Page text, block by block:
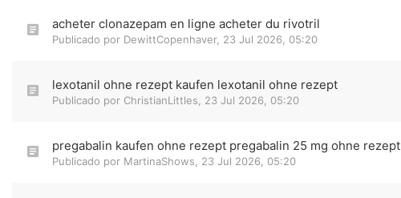
acheter clonazepam en ligne acheter du rivotril
Publicado por DewittCopenhaver, 23 Jul 2026, 05:20
lexotanil ohne rezept kaufen lexotanil ohne rezept
Publicado por ChristianLittles 23 Jul 2026, 05:20
pregabalin kaufen ohne rezept pregabalin 25 mg ohne rezept
Publicado por MartinaShows 23 Jul 2026, 05:20